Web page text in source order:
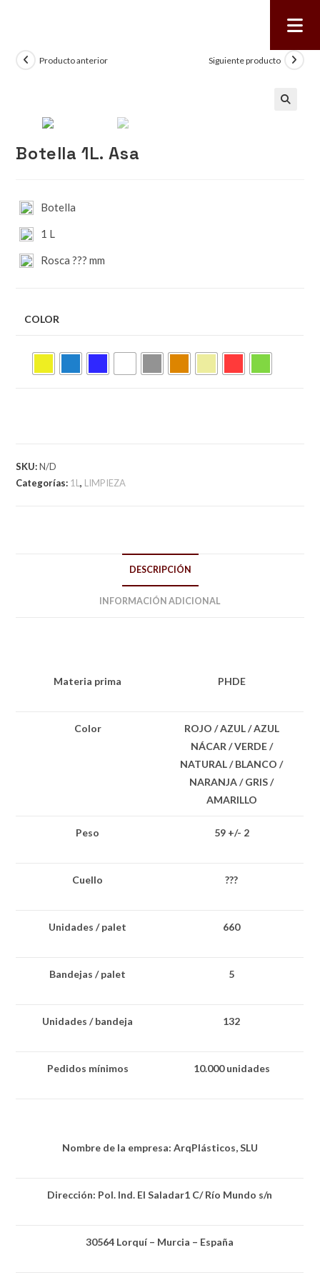
Producto anterior Siguiente producto
Botella 1L. Asa
Botella
1 L
Rosca ??? mm
COLOR
SKU:N/D
Categorías: 1L, LIMPIEZA
DESCRIPCIÓN
INFORMACIÓN ADICIONAL
Materia prima PHDE
Color
ROJO / AZUL / AZUL
NÁCAR / VERDE /
NATURAL / BLANCO /
NARANJA / GRIS /
AMARILLO
Peso 59 +/- 2
Cuello ???
Unidades / palet 660
Bandejas / palet 5
Unidades / bandeja 132
Pedidos mínimos 10.000 unidades
Nombre de la empresa: ArqPlásticos, SLU
Dirección: Pol. Ind. El Saladar1 C/ Río Mundo s/n
30564 Lorquí – Murcia – España